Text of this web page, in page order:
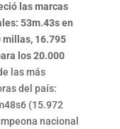
las marcas
53m.43s en
millas, 16.795
los 20.000
las más
del país:
(15.972
nacional